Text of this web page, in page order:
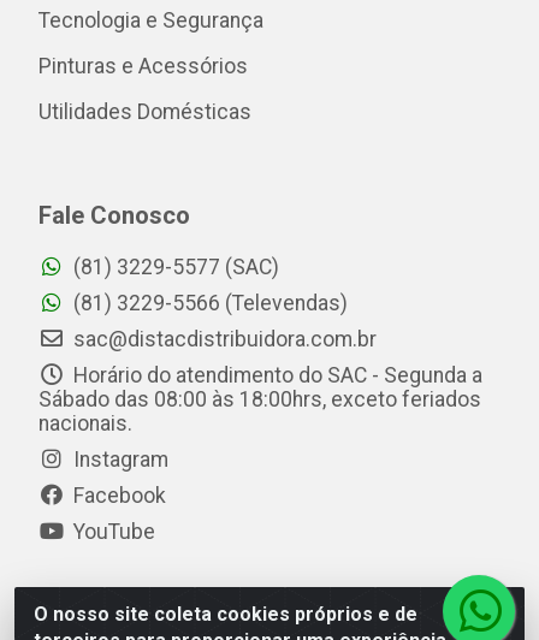
O nosso site coleta cookies próprios e de
Tecnologia e Segurança
Pinturas e Acessórios
Utilidades Domésticas
Fale Conosco
(81) 3229-5577 (SAC)
(81) 3229-5566 (Televendas)
sac@distacdistribuidora.com.br
Horário do atendimento do SAC - Segunda a
Sábado das 08:00 às 18:00hrs, exceto feriados
nacionais.
Instagram
Facebook
YouTube
Distac Distribuidora - Av. Durval de Góes Monteiro, 7049